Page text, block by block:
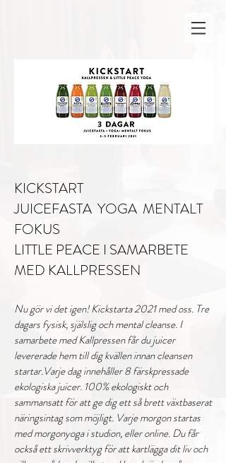
KICKSTART
JUICEFASTA YOGA MENTALT
FOKUS
LITTLE PEACE I SAMARBETE
MED KALLPRESSEN
Nu gör vi det igen! Kickstarta 2021 med oss. Tre
dagars fysisk, själslig och mental cleanse.I
samarbete med Kallpressen får du juicer
levererade hem till dig kvällen innan cleansen
startar.Varje dag innehåller 8 färskpressade
ekologiska juicer. 100% ekologiskt och
sammansatt för att ge dig ett så brett växtbaserat
näringsintag som möjligt. Varje morgon startas
med morgonyoga i studion, eller online. Du får
också ett skrivverktyg för att kartlägga dit liv och